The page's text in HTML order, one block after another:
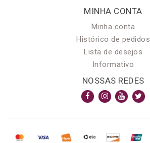
MINHA CONTA
Minha conta
Histórico de pedidos
Lista de desejos
Informativo
NOSSAS REDES